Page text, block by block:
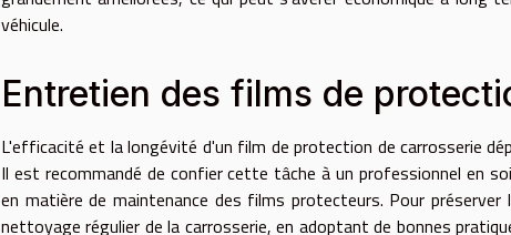
véhicule.
Entretien des films de
L'efficacité et la longévité d'un film de protection de carrosserie
Il est recommandé de confier cette tâche à un professionnel en
en matière de maintenance des films protecteurs. Pour
nettoyage régulier de la carrosserie, en adoptant de bonnes